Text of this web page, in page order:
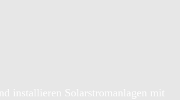
installieren Solarstromanlagen mit